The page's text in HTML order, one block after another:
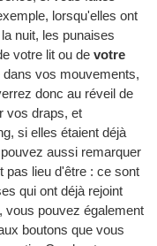
lorsqu'elles ont
nuit, les punaises
votre lit ou de votre
dans vos mouvements,
donc au réveil de
vos draps, et
si elles étaient déjà
aussi remarquer
pas lieu d'être : ce sont
qui ont déjà rejoint
vous pouvez également
boutons que vous